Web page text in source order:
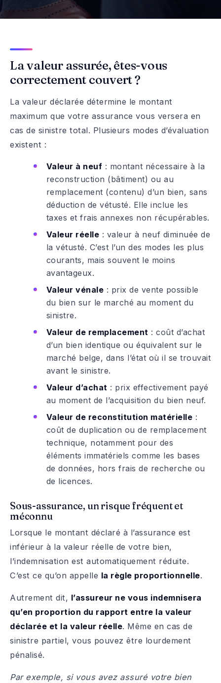
La valeur assurée, êtes-vous
correctement couvert ?
La valeur déclarée détermine le montant
maximum que votre assurance vous versera en
cas de sinistre total. Plusieurs modes d’évaluation
existent :
Valeur à neuf : montant nécessaire à la
reconstruction (bâtiment) ou au
remplacement (contenu) d’un bien, sans
déduction de vétusté. Elle inclue les
taxes et frais annexes non récupérables.
Valeur réelle : valeur à neuf diminuée de
la vétusté. C’est l’un des modes les plus
courants, mais souvent le moins
avantageux.
Valeur vénale : prix de vente possible
du bien sur le marché au moment du
sinistre.
Valeur de remplacement : coût d’achat
d’un bien identique ou équivalent sur le
marché belge, dans l’état où il se trouvait
avant le sinistre.
Valeur d’achat : prix effectivement payé
au moment de l’acquisition du bien neuf.
Valeur de reconstitution matérielle :
coût de duplication ou de remplacement
technique, notamment pour des
éléments immatériels comme les bases
de données, hors frais de recherche ou
de licences.
Sous-assurance, un risque fréquent et
méconnu
Lorsque le montant déclaré à l’assurance est
inférieur à la valeur réelle de votre bien,
l’indemnisation est automatiquement réduite.
C’est ce qu’on appelle la règle proportionnelle.
Autrement dit, l’assureur ne vous indemnisera
qu’en proportion du rapport entre la valeur
déclarée et la valeur réelle. Même en cas de
sinistre partiel, vous pouvez être lourdement
pénalisé.
Par exemple, si vous avez assuré votre bien